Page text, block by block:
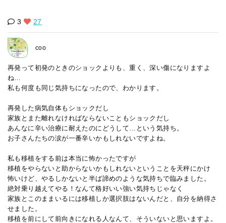
3 27
coo
再発って初発のときのショックよりも、重く、深い傷になりますよ
ね…
私も何度も同じ気持ちになったので、わかります。
再発した病気自体もショックだし
家族とまた離れなければならないこともショックだし
あんなに辛い治療に耐えたのにどうして…という気持ち。
お子さんたちの涙が一番辛いかもしれないですよね。
私も移植をする前は本当に怖かったですが
移植をやらないと助からないかもしれないということを天秤にかけ
怖いけど、やるしかないと半ば諦めのような気持ちで臨みました。
絶対乗り越えてやる！なんて格好いい強い気持ちじゃなく
家族とこのままいるには移植しか選択肢はないんだと、自分を納得さ
せました。
移植を前にして前向きになれる人なんて、そういないと思いますよ。